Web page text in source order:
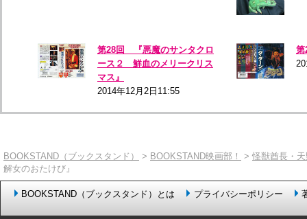
第28回 『悪魔のサンタクロ
ース２ 鮮血のメリークリス
マス』
2014年12月2日11:55
第
BOOKSTAND（ブックスタンド） > BOOKSTAND映画部！ > 怪獣酋長・
解女のおたけび』
BOOKSTAND（ブックスタンド）とは プライバシーポリシー